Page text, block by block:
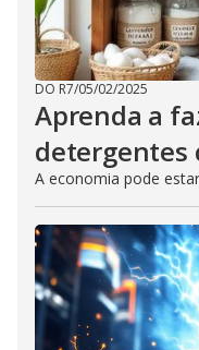
DO R7/05/02/2025
Aprenda a
detergentes
A economia pode